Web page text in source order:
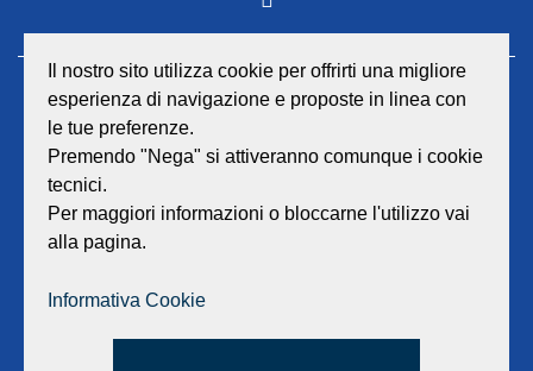
GEAT Srl
Sede legale e amministrativa:
Viale Lombardia 17 - 47838 Riccione
Capitale sociale euro 12.233.943,00 I.V.
E-mail:
Il nostro sito utilizza cookie per offrirti una migliore
esperienza di navigazione e proposte in linea con
le tue preferenze.
Premendo "Nega" si attiveranno comunque i cookie
tecnici.
Per maggiori informazioni o bloccarne l'utilizzo vai
alla pagina.
Informativa Cookie